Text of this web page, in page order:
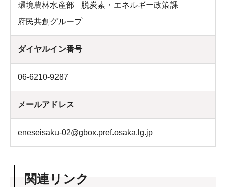
環境農林水産部
脱炭素・エネルギー政策課
府民共創グループ
ダイヤルイン番号
06-6210-9287
メールアドレス
eneseisaku-02@gbox.pref.osaka.lg.jp
関連リンク